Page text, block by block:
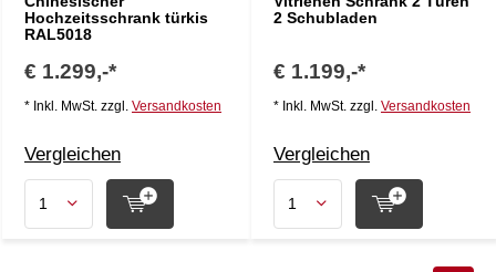
Hochzeitsschrank türkis
RAL5018
€ 1.299,-*
* Inkl. MwSt. zzgl. Versandkosten
Vergleichen
2 Schubladen
€ 1.199,-*
* Inkl. MwSt. zzgl. Versandkosten
Vergleichen